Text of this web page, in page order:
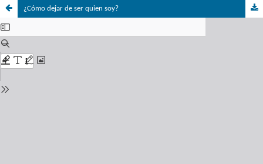
¿Cómo dejar de ser quien soy?